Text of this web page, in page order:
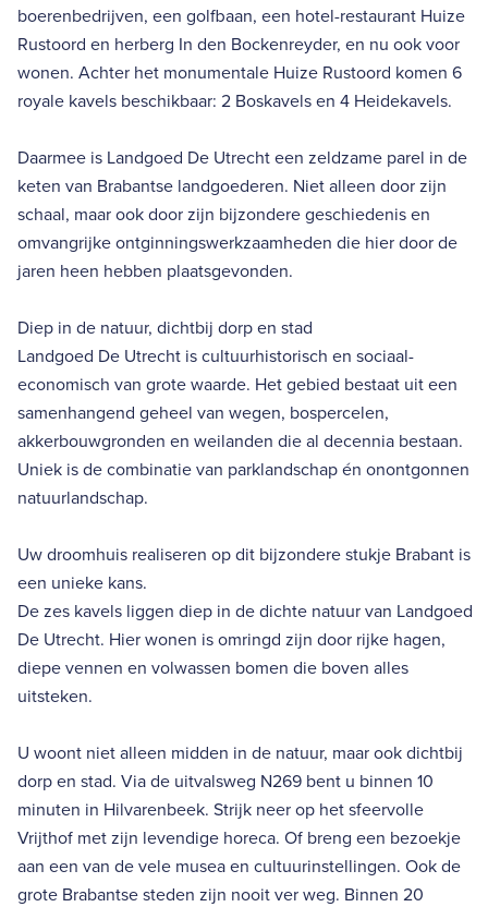
boerenbedrijven, een golfbaan, een hotel-restaurant Huize
Rustoord en herberg In den Bockenreyder, en nu ook voor
wonen. Achter het monumentale Huize Rustoord komen 6
royale kavels beschikbaar: 2 Boskavels en 4 Heidekavels.
Daarmee is Landgoed De Utrecht een zeldzame parel in de
keten van Brabantse landgoederen. Niet alleen door zijn
schaal, maar ook door zijn bijzondere geschiedenis en
omvangrijke ontginningswerkzaamheden die hier door de
jaren heen hebben plaatsgevonden.
Diep in de natuur, dichtbij dorp en stad
Landgoed De Utrecht is cultuurhistorisch en sociaal-
economisch van grote waarde. Het gebied bestaat uit een
samenhangend geheel van wegen, bospercelen,
akkerbouwgronden en weilanden die al decennia bestaan.
Uniek is de combinatie van parklandschap én onontgonnen
natuurlandschap.
Uw droomhuis realiseren op dit bijzondere stukje Brabant is
een unieke kans.
De zes kavels liggen diep in de dichte natuur van Landgoed
De Utrecht. Hier wonen is omringd zijn door rijke hagen,
diepe vennen en volwassen bomen die boven alles
uitsteken.
U woont niet alleen midden in de natuur, maar ook dichtbij
dorp en stad. Via de uitvalsweg N269 bent u binnen 10
minuten in Hilvarenbeek. Strijk neer op het sfeervolle
Vrijthof met zijn levendige horeca. Of breng een bezoekje
aan een van de vele musea en cultuurinstellingen. Ook de
grote Brabantse steden zijn nooit ver weg. Binnen 20